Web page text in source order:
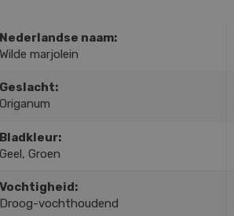
Nederlandse naam:
Wilde marjolein
Geslacht:
Origanum
Bladkleur:
Geel, Groen
Vochtigheid:
Droog-vochthoudend